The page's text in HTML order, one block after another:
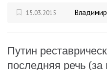
15.03.2015
Путин
последняя речь